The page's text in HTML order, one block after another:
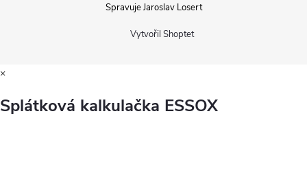
Vytvořil Shoptet
Spravuje Jaroslav Losert
×
Splátková kalkulačka ESSOX